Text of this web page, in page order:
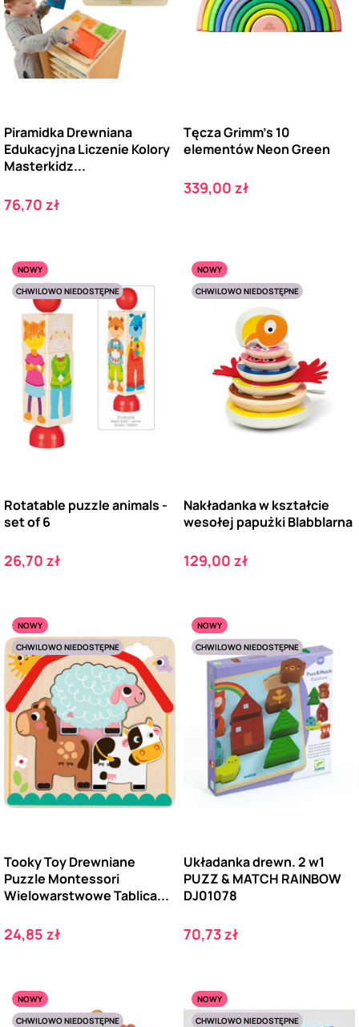
Piramidka Drewniana
Edukacyjna Liczenie Kolory
Masterkidz...
Cena
76,70 zł
Tęcza Grimm’s 10
elementów Neon Green
Cena
339,00 zł
NOWY
CHWILOWO NIEDOSTĘPNE
Rotatable puzzle animals -
set of 6
Cena
26,70 zł
NOWY
CHWILOWO NIEDOSTĘPNE
Nakładanka w kształcie
wesołej papużki Blabblarna
Cena
129,00 zł
NOWY
CHWILOWO NIEDOSTĘPNE
Tooky Toy Drewniane
Puzzle Montessori
Wielowarstwowe Tablica...
Cena
24,85 zł
NOWY
CHWILOWO NIEDOSTĘPNE
Układanka drewn. 2 w1
PUZZ & MATCH RAINBOW
DJ01078
Cena
70,73 zł
NOWY
CHWILOWO NIEDOSTĘPNE
NOWY
CHWILOWO NIEDOSTĘPNE